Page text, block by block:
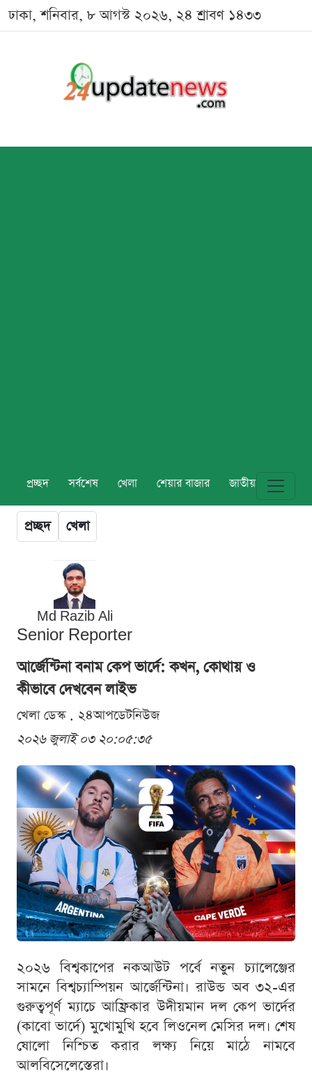
ঢাকা, শনিবার, ৮ আগস্ট ২০২৬, ২৪ শ্রাবণ ১৪৩৩
প্রচ্ছদ সর্বশেষ খেলা শেয়ার বাজার জাতীয় বিশ্ব
প্রচ্ছদ খেলা
Md Razib Ali
Senior Reporter
আর্জেন্টিনা বনাম কেপ ভার্দে: কখন, কোথায় ও
কীভাবে দেখবেন লাইভ
খেলা ডেস্ক . ২৪আপডেটনিউজ
২০২৬ জুলাই ০৩ ২০:০৫:৩৫
২০২৬ বিশ্বকাপের নকআউট পর্বে নতুন চ্যালেঞ্জের
সামনে বিশ্বচ্যাম্পিয়ন আর্জেন্টিনা। রাউন্ড অব ৩২-এর
গুরুত্বপূর্ণ ম্যাচে আফ্রিকার উদীয়মান দল কেপ ভার্দের
(কাবো ভার্দে) মুখোমুখি হবে লিওনেল মেসির দল। শেষ
ষোলো নিশ্চিত করার লক্ষ্য নিয়ে মাঠে নামবে
আলবিসেলেস্তেরা।